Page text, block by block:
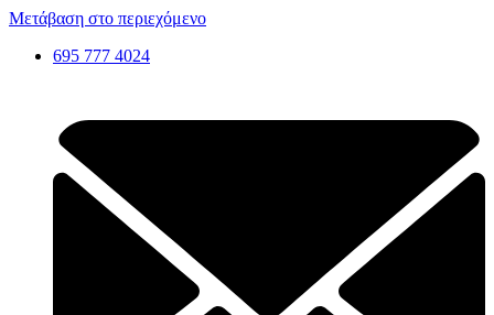
Μετάβαση στο περιεχόμενο
695 777 4024